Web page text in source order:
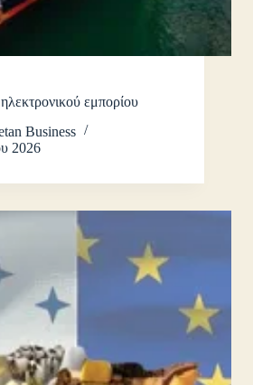
ηλεκτρονικού εμπορίου
Business
2026